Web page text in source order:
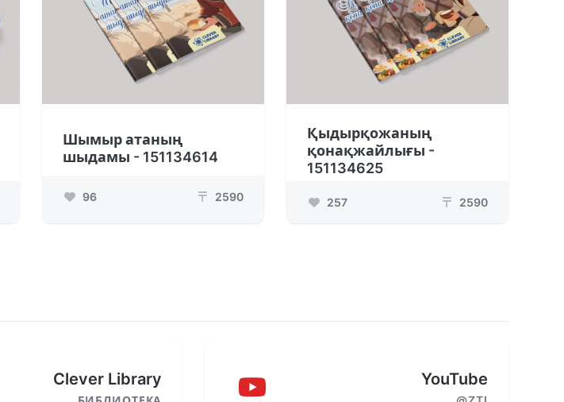
Шымыр атаның
шыдамы - 151134614
96 ₸ 2590
Қыдырқожаның
қонақжайлығы -
151134625
257 ₸ 2590
Clever Library YouTube